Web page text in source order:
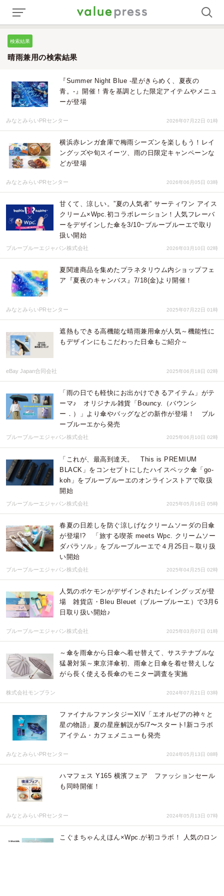
検索結果
晴雨兼用の検索結果
『Summer Night Blue -星がきらめく、夏夜の
青。-』開催！青を基調とした限定アイテムやメニュ
ーが登場
みなとみらいPRセンター 2026年07月22日 01時
横浜赤レンガ倉庫で梅雨シーズンを楽しもう！レイ
ングッズや旬スイーツ、雨の日限定キャンペーンな
どが登場
みなとみらいPRセンター 2026年06月05日 03時
甘くて、涼しい。”夏の人気者” サーティワン アイス
クリーム×Wpc.初コラボレーション！人気フレーバ
ーをデザインした傘を3/10~ブルーブルーエで取り
扱い開始
ブルーブルーエジャパン株式会社 2026年03月10日 02時
夏関連商品を集めたプラネタリウム内ショップフェ
ア『夏夜のキャンバス』7/18(金)より開催！
みなとみらいPRセンター 2025年07月22日 01時
遮熱もできる高機能な晴雨兼用傘が人気～機能性に
もデザインにもこだわった日傘もご紹介～
eBay Japan合同会社 2025年06月18日 02時
「雨の日でも軽快にお出かけできるアイテム」がテ
ーマ♪ オリジナル雑貨「Bouncy.（バウンシ
ー．）」より傘やバッグなどの新作が登場！ ブル
ーブルーエから発売
ブルーブルーエジャパン株式会社 2025年06月10日 02時
「これが、最高到達天。 This is PREMIUM
BLACK」をコンセプトにしたハイスペック傘「go-
koh」をブルーブルーエのオンラインストアで取扱
開始
ブルーブルーエジャパン株式会社 2025年05月16日 05時
春夏の日差しを防ぐ涼しげなクリームソーダの日傘
が登場!? 「旅する喫茶 meets Wpc. クリームソー
ダパラソル」をブルーブルーエで４月25日～取り扱
い開始
ブルーブルーエジャパン株式会社 2025年04月25日 02時
人気のポケモンがデザインされたレイングッズが登
場 雑貨店・Bleu Bleuet（ブルーブルーエ）で3月6
日取り扱い開始♪
ブルーブルーエジャパン株式会社 2025年03月07日 01時
～傘を雨傘から日傘へ着せ替えて、サステナブルな
猛暑対策～東京洋傘初、雨傘と日傘を着せ替えしな
がら長く使える長傘のモニター調査を実施
株式会社モンブラン 2024年07月21日 03時
ファイナルファンタジーXIV「エオルゼアの神々と
星の物語」夏の星座解説が5/7〜スタート!新コラボ
アイテム・カフェメニューも発売
みなとみらいPRセンター 2024年05月13日 08時
ハマフェス Y165 横濱フェア ファッションセール
も同時開催！
みなとみらいPRセンター 2024年05月13日 07時
こぐまちゃんえほん×Wpc.が初コラボ！ 人気のロン